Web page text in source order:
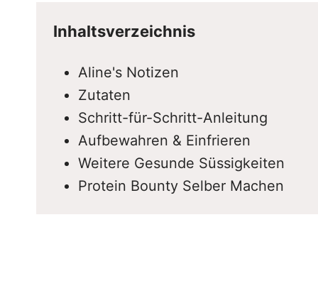
Inhaltsverzeichnis
Aline's Notizen
Zutaten
Schritt-für-Schritt-Anleitung
Aufbewahren & Einfrieren
Weitere Gesunde Süssigkeiten
Protein Bounty Selber Machen